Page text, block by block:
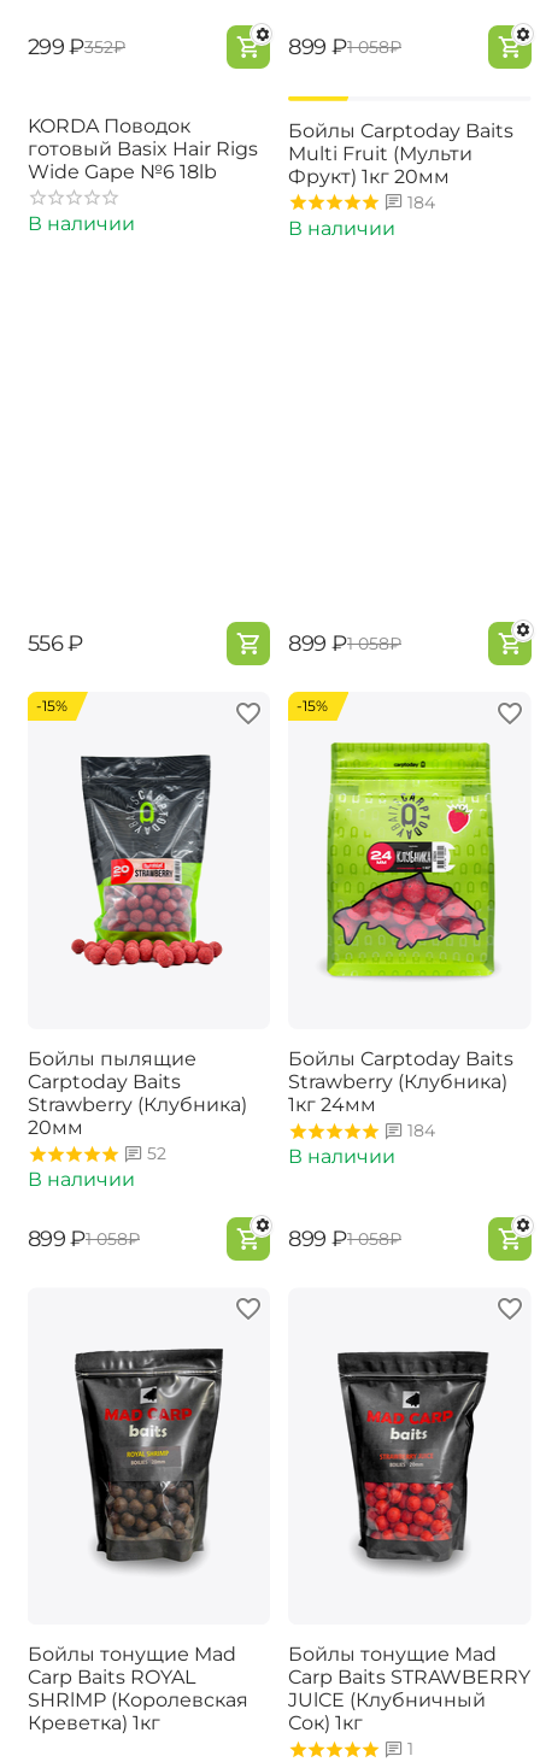
‍299‍ ₽‍352‍₽ ‍899‍ ₽‍1 058‍₽
KORDA Поводок
готовый Basix Hair Rigs
Wide Gape №6 18lb
В наличии
‍556‍₽
Бойлы Carptoday Baits
Multi Fruit (Мульти
Фрукт) 1кг 20мм
184
В наличии
‍899‍ ₽‍1 058‍₽
-15%
Бойлы пылящие
Carptoday Baits
Strawberry (Клубника)
20мм
52
В наличии
‍899‍ ₽‍1 058‍₽
-15%
Бойлы Carptoday Baits
Strawberry (Клубника)
1кг 24мм
184
В наличии
‍899‍ ₽‍1 058‍₽
Бойлы тонущие Mad
Carp Baits ROYAL
SHRlMP (Королевская
Креветка) 1кг
Бойлы тонущие Mad
Carp Baits STRAWBERRY
JUlCE (Клубничный
Сок) 1кг
1